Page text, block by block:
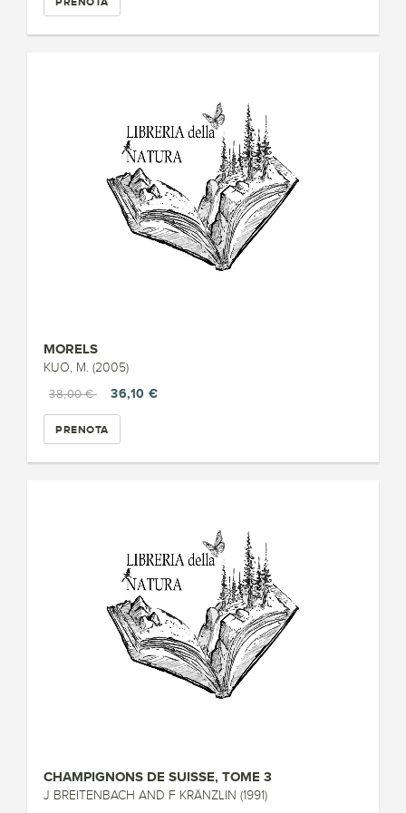
MORELS
KUO, M. (2005)
38,00 €
36,10 €
PRENOTA
CHAMPIGNONS DE SUISSE, TOME 3
J BREITENBACH AND F KRÄNZLIN (1991)